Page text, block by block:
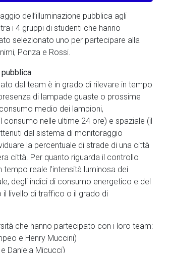
dell’illuminazione pubblica agli
i 4 gruppi di studenti che hanno
selezionato uno per partecipare alla
Ponza e Rossi.
dal team è in grado di rilevare in tempo
di lampade guaste o prossime
medio dei lampioni,
nelle ultime 24 ore) e spaziale (il
dal sistema di monitoraggio
la percentuale di strade di una città
città. Per quanto riguarda il controllo
tempo reale l’intensità luminosa dei
degli indici di consumo energetico e del
il livello di traffico o il grado di
che hanno partecipato con i loro team:
e Henry Muccini)
Daniela Micucci)